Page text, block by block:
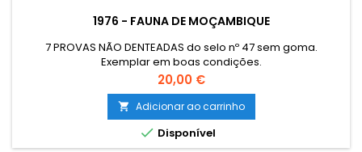
1976 - FAUNA DE MOÇAMBIQUE
7 PROVAS NÃO DENTEADAS do selo nº 47 sem goma.
Exemplar em boas condições.
Preço
20,00 €
 Adicionar ao carrinho
 Disponível